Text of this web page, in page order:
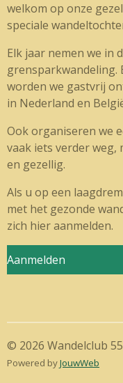
welkom op onze
speciale
Elk jaar nemen we in
worden we gastvrij
in Nederland en
Ook organiseren we
vaak iets verder
en gezellig.
Als u op een
met het gezonde
zich hier aanmelden.
Aanmelden
© 2026 Wandelclub
Powered byJouwWeb